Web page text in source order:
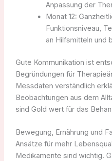
Anpassung der
Monat 12:
Funktionsniveau,
an Hilfsmitteln und
Gute Kommunikation ist
Begründungen für
Messdaten verständlich
Beobachtungen aus dem
sind Gold wert für das
Bewegung, Ernährung und
Ansätze für mehr
Medikamente sind wichtig.